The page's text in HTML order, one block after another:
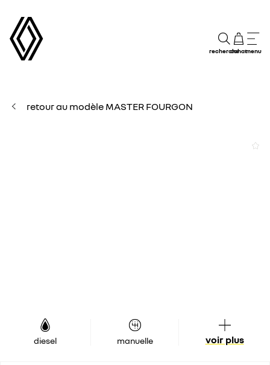
rechercheachatmenu
retour au modèle MASTER FOURGON
diesel manuelle voir plus